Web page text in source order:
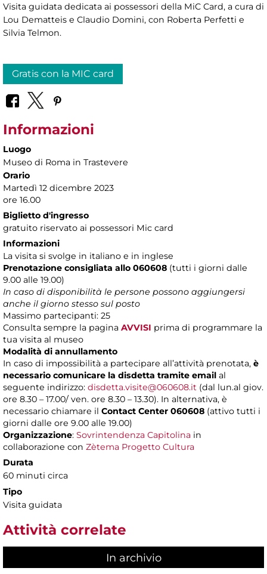
Visita guidata dedicata ai possessori della MiC Card, a cura di
Lou Dematteis e Claudio Domini, con Roberta Perfetti e
Silvia Telmon.
Gratis con la MIC card
Informazioni
Luogo
Museo di Roma in Trastevere
Orario
Martedì 12 dicembre 2023
ore 16.00
Biglietto d'ingresso
gratuito riservato ai possessori Mic card
Informazioni
La visita si svolge in italiano e in inglese
Prenotazione consigliata allo 060608 (tutti i giorni dalle
9.00 alle 19.00)
In caso di disponibilità le persone possono aggiungersi
anche il giorno stesso sul posto
Massimo partecipanti: 25
Consulta sempre la pagina AVVISI prima di programmare la
tua visita al museo
Modalità di annullamento
In caso di impossibilità a partecipare all’attività prenotata, è
necessario comunicare la disdetta tramite email al
seguente indirizzo: disdetta.visite@060608.it (dal lun.al giov.
ore 8.30 – 17.00/ ven. ore 8.30 – 13.30). In alternativa, è
necessario chiamare il Contact Center 060608 (attivo tutti i
giorni dalle ore 9.00 alle 19.00)
Organizzazione: Sovrintendenza Capitolina in
collaborazione con Zètema Progetto Cultura
Durata
60 minuti circa
Tipo
Visita guidata
Attività correlate
In archivio